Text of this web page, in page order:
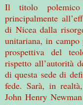
Il titolo polemico
principalmente
di Nicea dalla
unitariana, in campo
prospettiva del
rispetto all’autorità
di questa sede di
fede. Sarà, in
John Henry